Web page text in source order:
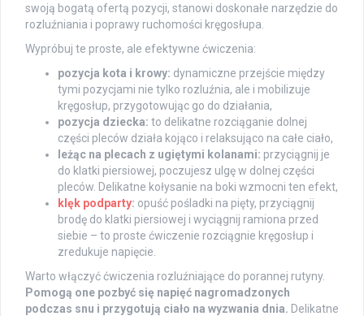
swoją bogatą ofertą pozycji, stanowi doskonałe narzędzie do
rozluźniania i poprawy ruchomości kręgosłupa.
Wypróbuj te proste, ale efektywne ćwiczenia:
pozycja kota i krowy: dynamiczne przejście między
tymi pozycjami nie tylko rozluźnia, ale i mobilizuje
kręgosłup, przygotowując go do działania,
pozycja dziecka: to delikatne rozciąganie dolnej
części pleców działa kojąco i relaksująco na całe ciało,
leżąc na plecach z ugiętymi kolanami: przyciągnij je
do klatki piersiowej, poczujesz ulgę w dolnej części
pleców. Delikatne kołysanie na boki wzmocni ten efekt,
klęk podparty: opuść pośladki na pięty, przyciągnij
brodę do klatki piersiowej i wyciągnij ramiona przed
siebie – to proste ćwiczenie rozciągnie kręgosłup i
zredukuje napięcie.
Warto włączyć ćwiczenia rozluźniające do porannej rutyny.
Pomogą one pozbyć się napięć nagromadzonych
podczas snu i przygotują ciało na wyzwania dnia. Delikatne